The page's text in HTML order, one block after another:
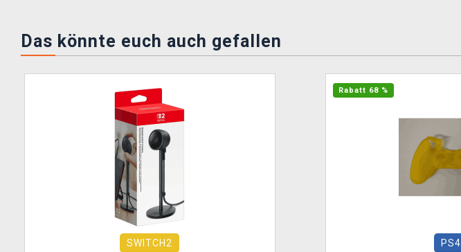
Das könnte euch auch gefallen
SWITCH2
Rabatt 68 %
PS4